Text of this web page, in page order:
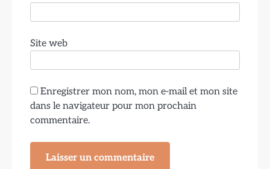
Site web
Enregistrer mon nom, mon e-mail et mon site
dans le navigateur pour mon prochain
commentaire.